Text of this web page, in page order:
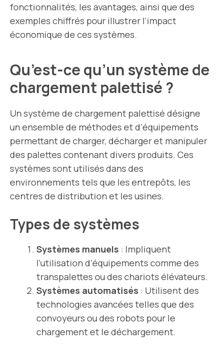
fonctionnalités, les avantages, ainsi que des
exemples chiffrés pour illustrer l’impact
économique de ces systèmes.
Qu’est-ce qu’un système de
chargement palettisé ?
Un système de chargement palettisé désigne
un ensemble de méthodes et d’équipements
permettant de charger, décharger et manipuler
des palettes contenant divers produits. Ces
systèmes sont utilisés dans des
environnements tels que les entrepôts, les
centres de distribution et les usines.
Types de systèmes
Systèmes manuels : Impliquent
l’utilisation d’équipements comme des
transpalettes ou des chariots élévateurs.
Systèmes automatisés : Utilisent des
technologies avancées telles que des
convoyeurs ou des robots pour le
chargement et le déchargement.